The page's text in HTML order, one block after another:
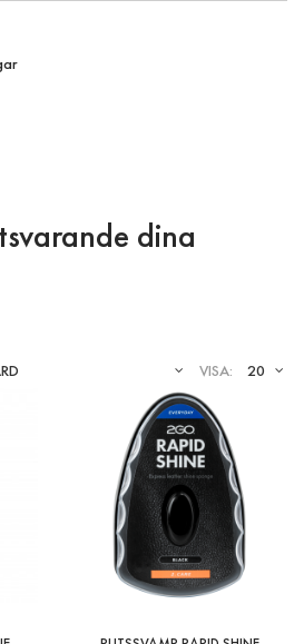
dina
VISA:
Putssvamp Super Shine
Produkt: Putssvamp för släta läderskor och
gummimaterial. Egenskaper: Ger perfekt glans